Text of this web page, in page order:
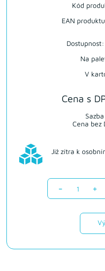
Cena s
Cena bez
Kód
EAN
Již zítra k
Dostupnost:
Na
V
- +